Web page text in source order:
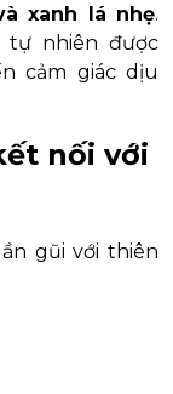
xanh lá nhẹ.
tự nhiên được
cảm giác dịu
nối với
gũi với thiên